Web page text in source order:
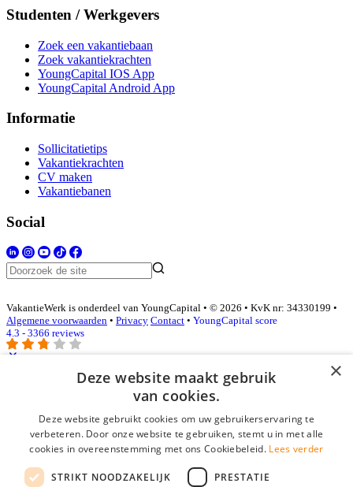
Studenten / Werkgevers
Zoek een vakantiebaan
Zoek vakantiekrachten
YoungCapital IOS App
YoungCapital Android App
Informatie
Sollicitatietips
Vakantiekrachten
CV maken
Vakantiebanen
Social
VakantieWerk is onderdeel van YoungCapital • © 2026 • KvK nr: 34330199 •
Algemene voorwaarden • Privacy Contact • YoungCapital score
4.3 - 3366 reviews
E-mail*
Wachtwoord
login gegevens onthouden
×
Deze website maakt gebruik
van cookies.
Deze website gebruikt cookies om uw gebruikerservaring te
verbeteren. Door onze website te gebruiken, stemt u in met alle
cookies in overeenstemming met ons Cookiebeleid. Lees verder
STRIKT NOODZAKELIJK PRESTATIE